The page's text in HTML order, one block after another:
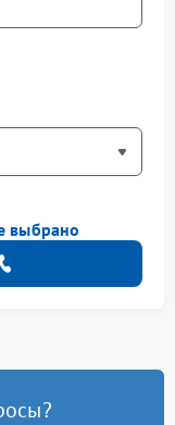
выбрано